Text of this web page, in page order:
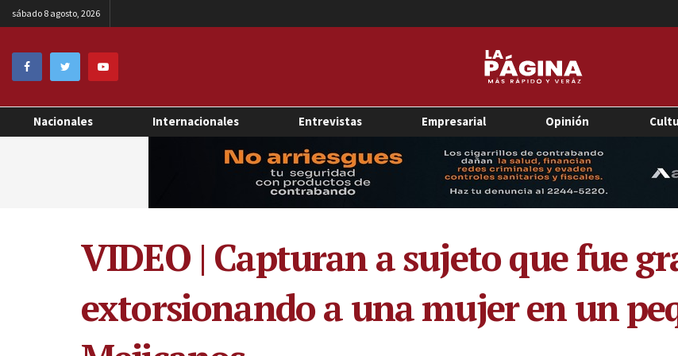
sábado 8 agosto, 2026
Nacionales Internacionales Entrevistas Empresarial Opinión
VIDEO | Capturan a sujeto que fue
extorsionando a una mujer en un